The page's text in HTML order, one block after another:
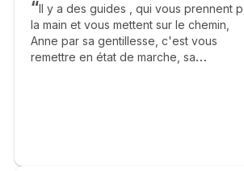
Il y a des guides , qui vous prennent
la main et vous mettent sur le chemin,
Anne par sa gentillesse, c'est vous
remettre en état de marche, sa